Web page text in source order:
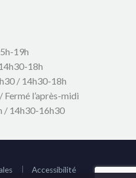
19h
18h
/ 14h30-18h
Fermé l’après-midi
/ 14h30-16h30
Accessibilité